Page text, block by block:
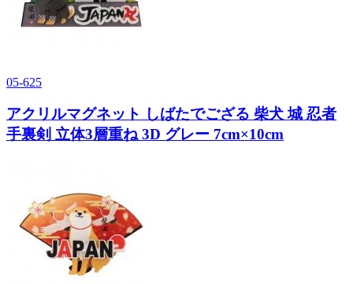
05-625
アクリルマグネット しばたでござる 柴犬 城 忍者
手裏剣 立体3層重ね 3D グレー 7cm×10cm